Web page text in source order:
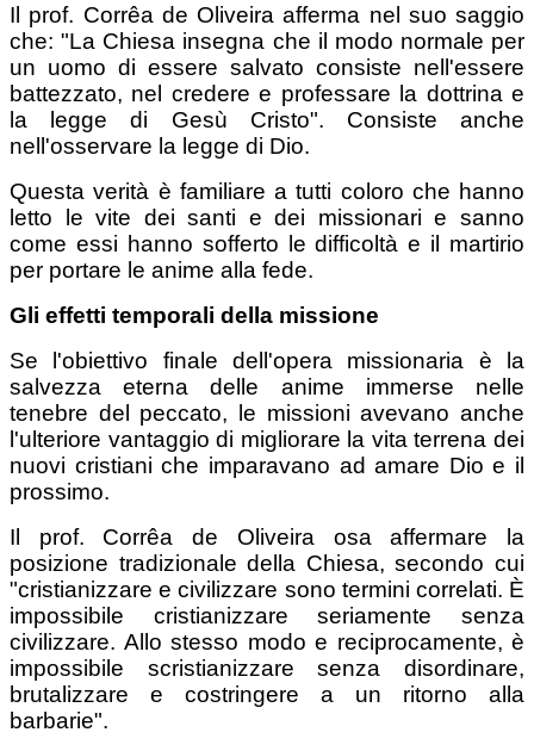
Il prof. Corrêa de Oliveira afferma nel suo saggio
che: "La Chiesa insegna che il modo normale per
un uomo di essere salvato consiste nell'essere
battezzato, nel credere e professare la dottrina e
la legge di Gesù Cristo". Consiste anche
nell'osservare la legge di Dio.
Questa verità è familiare a tutti coloro che hanno
letto le vite dei santi e dei missionari e sanno
come essi hanno sofferto le difficoltà e il martirio
per portare le anime alla fede.
Gli effetti temporali della missione
Se l'obiettivo finale dell'opera missionaria è la
salvezza eterna delle anime immerse nelle
tenebre del peccato, le missioni avevano anche
l'ulteriore vantaggio di migliorare la vita terrena dei
nuovi cristiani che imparavano ad amare Dio e il
prossimo.
Il prof. Corrêa de Oliveira osa affermare la
posizione tradizionale della Chiesa, secondo cui
"cristianizzare e civilizzare sono termini correlati. È
impossibile cristianizzare seriamente senza
civilizzare. Allo stesso modo e reciprocamente, è
impossibile scristianizzare senza disordinare,
brutalizzare e costringere a un ritorno alla
barbarie".